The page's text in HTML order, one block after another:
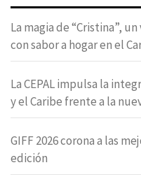
La magia de “Cristina”,
con sabor a hogar en el
La CEPAL impulsa la
y el Caribe frente a la
GIFF 2026 corona a las
edición